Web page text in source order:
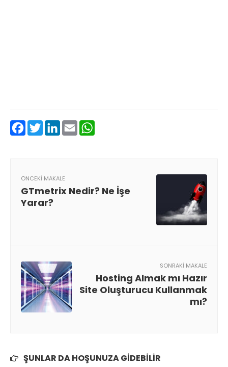
Facebook
Twitter
LinkedIn
Email
ÖNCEKI MAKALE
GTmetrix Nedir? Ne İşe
Yarar?
SONRAKI MAKALE
Hosting Almak mı Hazır
Site Oluşturucu Kullanmak
mı?
ŞUNLAR DA HOŞUNUZA GIDEBILIR